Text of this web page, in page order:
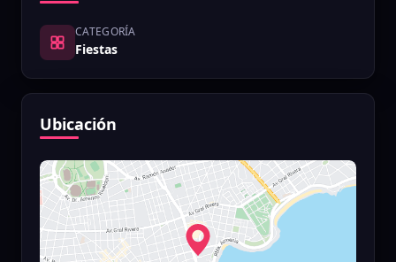
CATEGORÍA
Fiestas
Ubicación